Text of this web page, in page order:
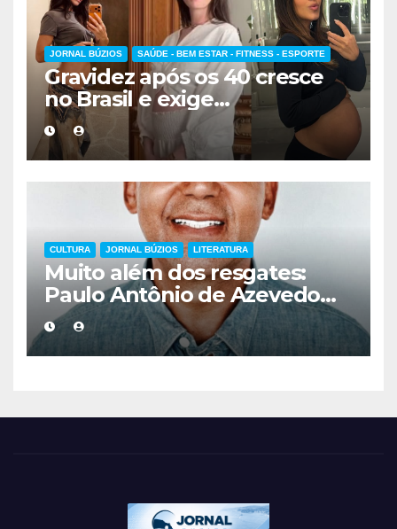
JORNAL BÚZIOS SAÚDE - BEM ESTAR - FITNESS - ESPORTE
Gravidez após os 40 cresce
no Brasil e exige
acompanhamento médico
mais cuidadoso
CULTURA JORNAL BÚZIOS LITERATURA
Muito além dos resgates:
Paulo Antônio de Azevedo
eterniza a coragem, a
humanidade e a missão dos
guarda-vidas na literatura